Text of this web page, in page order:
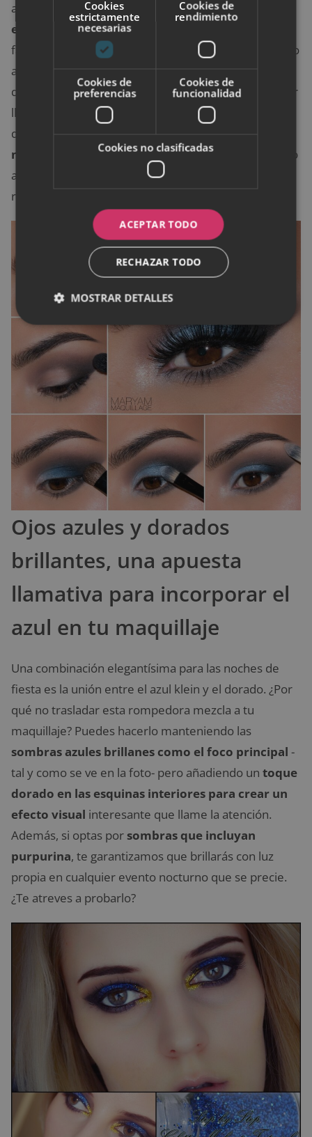
así te gustaría obtener ese
equilibrio de contraste
entre el claro y el oscuro
favorita en medio de ambos. En estos casos es bueno
aprender a hacer una versión ligeramente atenuada
de tu
técnica nocturna glamurosafavorita para poder
llevar algo similar durante el día sin que quede
demasiado llamativo. Basta con
no contrasten tanto y limitar el efecto
solo
a las esquinas -y no a todo el párpado- para que no
resalte tanto.
Ojos azules y dorados
brillantes, una apuesta
llamativa para incorporar el
azul en tu maquillaje
Una combinación elegantísima para las noches de
fiesta es la unión entre el azul klein y el dorado. ¿Por
qué no trasladar esta rompedora mezcla a tu
maquillaje? Puedes hacerlo manteniendo las
sombras azules brillanes como el foco principal -
tal y como se ve en la foto- pero añadiendo un toque
dorado en las esquinas interiores para crear un
efecto visual interesante que llame la atención.
Además, si optas por sombras que incluyan
purpurina, te garantizamos que brillarás con luz
propia en cualquier evento nocturno que se precie.
¿Te atreves a probarlo?
Cookies
estrictamente
necesarias
Cookies de
rendimiento
Cookies de
preferencias
Cookies de
funcionalidad
Cookies no clasificadas
ACEPTAR TODO
RECHAZAR TODO
MOSTRAR DETALLES